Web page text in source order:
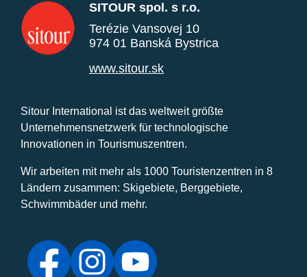
SITOUR spol. s r.o.
Terézie Vansovej 10
974 01 Banská Bystrica
www.sitour.sk
Sitour International ist das weltweit größte
Unternehmensnetzwerk für technologische
Innovationen in Tourismuszentren.
Wir arbeiten mit mehr als 1000 Touristenzentren in 8
Ländern zusammen: Skigebiete, Berggebiete,
Schwimmbäder und mehr.